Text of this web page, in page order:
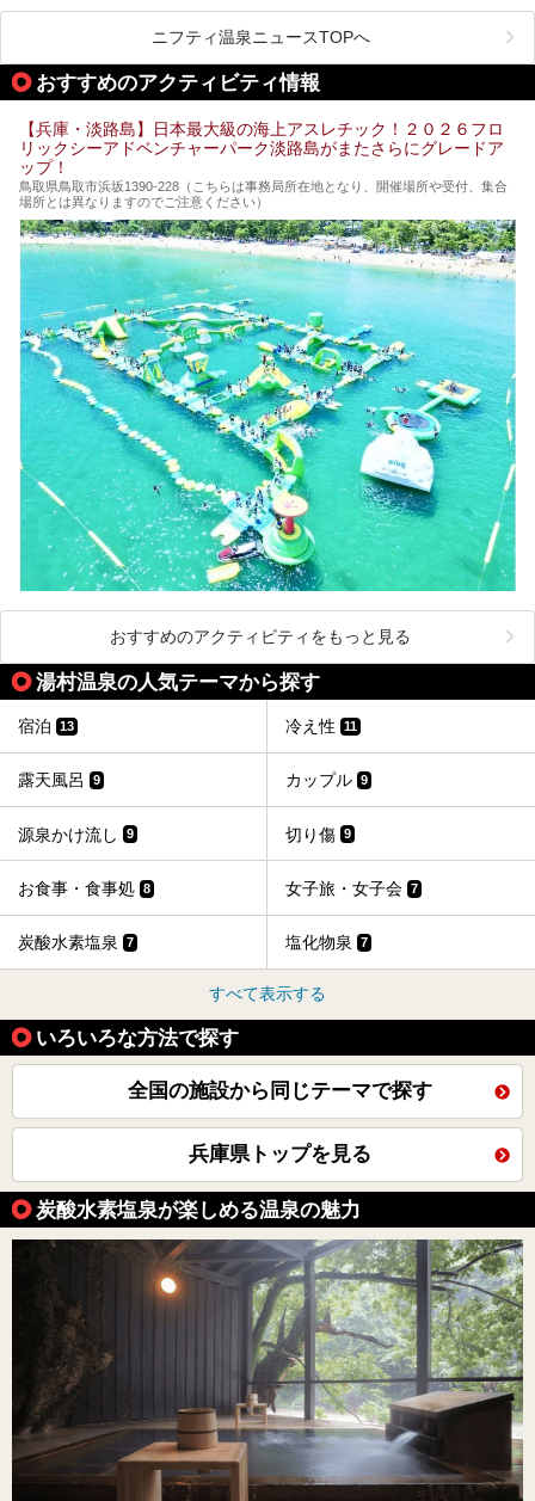
有名な「金泉」と「銀泉」に加え、人工のの炭酸泉まで楽し
める、ある意味「最強」ともいえる施設です。
今回は自慢のお湯をメインにその魅力の数々を紹介します！
ニフティ温泉ニュースTOPへ
おすすめのアクティビティ情報
【兵庫・淡路島】日本最大級の海上アスレチック！２０２６フロ
リックシーアドベンチャーパーク淡路島がまたさらにグレードア
ップ！
鳥取県鳥取市浜坂1390‐228（こちらは事務局所在地となり、開催場所や受付、集合
場所とは異なりますのでご注意ください）
おすすめのアクティビティをもっと見る
湯村温泉の人気テーマから探す
宿泊 13 冷え性 11
露天風呂 9 カップル 9
源泉かけ流し 9 切り傷 9
お食事・食事処 8 女子旅・女子会 7
炭酸水素塩泉 7 塩化物泉 7
すべて表示する
いろいろな方法で探す
全国の施設から同じテーマで探す
兵庫県トップを見る
炭酸水素塩泉が楽しめる温泉の魅力